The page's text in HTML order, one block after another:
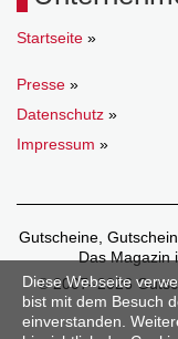
Startseite »
Presse »
Datenschutz »
Impressum »
Gutscheine,
Das Magazin
© 2007–2026
Diese Webseite
bist mit dem Besuch
einverstanden.